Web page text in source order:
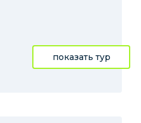
показать тур